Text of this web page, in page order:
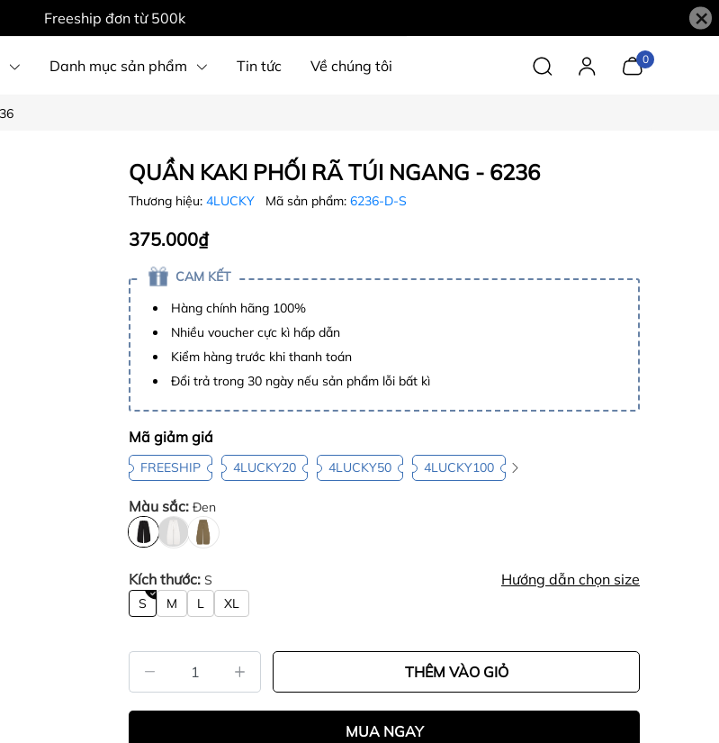
Freeship đơn từ 500k ×
Danh mục sản phẩm Tin tức Về chúng tôi 0
QUẦN KAKI PHỐI RÃ TÚI NGANG - 6236
Thương hiệu: 4LUCKY Mã sản phẩm: 6236-D-S
375.000₫
CAM KẾT
Hàng chính hãng 100%
Nhiều voucher cực kì hấp dẫn
Kiểm hàng trước khi thanh toán
Đổi trả trong 30 ngày nếu sản phẩm lỗi bất kì
Mã giảm giá
FREESHIP 4LUCKY20 4LUCKY50 4LUCKY100
Màu sắc: Đen
Kích thước: S Hướng dẫn chọn size
S M L XL
THÊM VÀO GIỎ
MUA NGAY